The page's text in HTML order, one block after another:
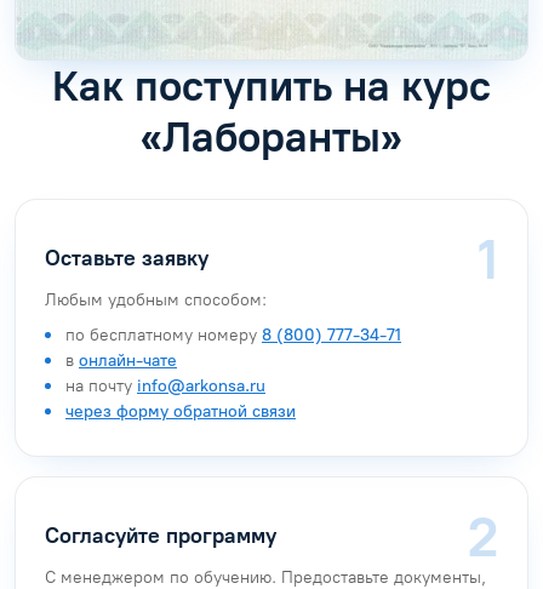
Как поступить на курс
«Лаборанты»
Оставьте заявку
Любым удобным способом:
по бесплатному номеру 8 (800) 777-34-71
в онлайн-чате
на почту info@arkonsa.ru
через форму обратной связи
Согласуйте программу
С менеджером по обучению. Предоставьте документы,